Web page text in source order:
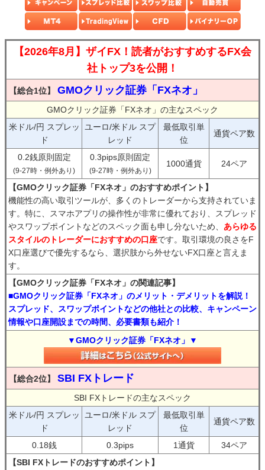
【2026年8月】ザイFX！読者がおすすめするFX会
社トップ3を公開！
【総合1位】 GMOクリック証券「FXネオ」
GMOクリック証券「FXネオ」の主なスペック
米ドル/円 スプレッ
ド
ユーロ/米ドル スプ
レッド
最低取引単
位
通貨ペア数
0.2銭原則固定
(9-27時・例外あり)
0.3pips原則固定
(9-27時・例外あり)
1000通貨 24ペア
【GMOクリック証券「FXネオ」のおすすめポイント】
機能性の高い取引ツールが、多くのトレーダーから支持されていま
す。特に、スマホアプリの操作性が非常に優れており、スプレッド
やスワップポイントなどのスペック面も申し分ないため、 あらゆる
スタイルのトレーダーにおすすめの口座です。取引環境の良さをF
X口座選びで優先するなら、選択肢から外せないFX口座と言えま
す。
【GMOクリック証券「FXネオ」の関連記事】
■GMOクリック証券「FXネオ」のメリット・デメリットを解説！
スプレッド、スワップポイントなどの他社との比較、キャンペーン
情報や口座開設までの時間、必要書類も紹介！
▼GMOクリック証券「FXネオ」▼
【総合2位】 SBI FXトレード
SBI FXトレードの主なスペック
米ドル/円 スプレッ
ド
ユーロ/米ドル スプ
レッド
最低取引単
位
通貨ペア数
0.18銭 0.3pips 1通貨
34ペア
【SBI FXトレードのおすすめポイント】